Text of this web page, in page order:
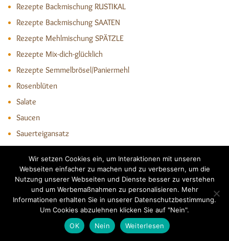
Rezepte Backmischung RUSTIKAL
Rezepte Backmischung SAATEN
Rezepte Mehlmischung SPÄTZLE
Rezepte Mix-dich-glücklich
Rezepte Semmelbrösel/Paniermehl
Rosenblüten
Salate
Saucen
Sauerteigansatz
Sonstiges
Spitzwegerich
Süsse Hauptgerichte
Süße Leckereien
Süsses Kleingebäck
Wir setzen Cookies ein, um Interaktionen mit unseren
Webseiten einfacher zu machen und zu verbessern, um die
Nutzung unserer Webseiten und Dienste besser zu verstehen
und um Werbemaßnahmen zu personalisieren. Mehr
Informationen erhalten Sie in unserer Datenschutzbestimmung.
Um Cookies abzulehnen klicken Sie auf "Nein".
OK
Nein Weiterlesen